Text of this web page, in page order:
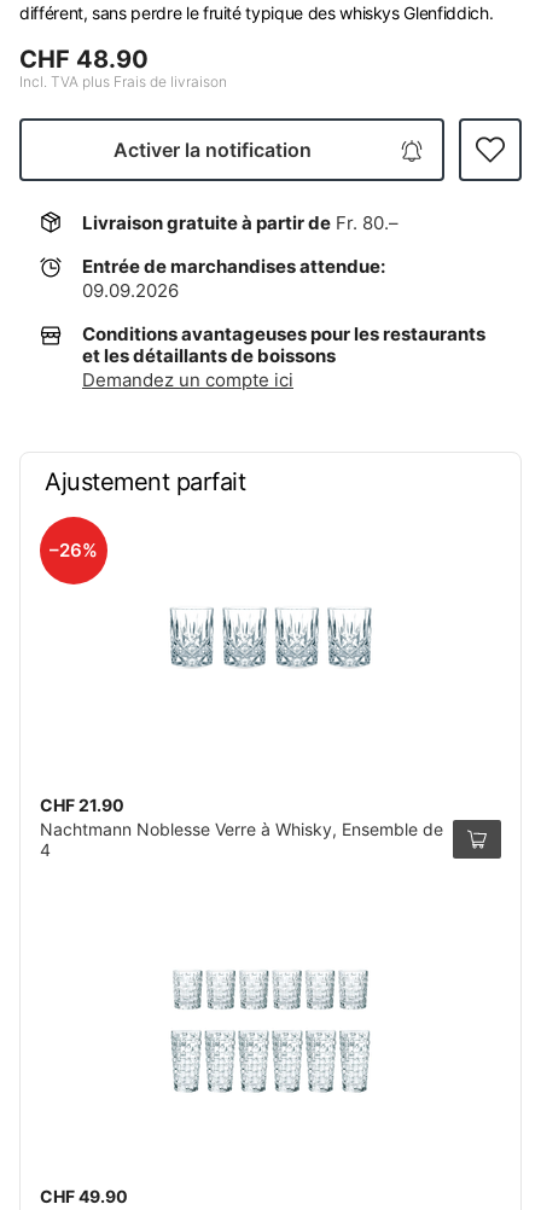
différent, sans perdre le fruité typique des whiskys Glenfiddich.
CHF 48.90
Incl. TVA plus Frais de livraison
Activer la notification
Livraison gratuite à partir de Fr. 80.–
Entrée de marchandises attendue:
09.09.2026
Conditions avantageuses pour les restaurants
et les détaillants de boissons
Demandez un compte ici
Ajustement parfait
–26%
CHF 21.90
Nachtmann Noblesse Verre à Whisky, Ensemble de
4
CHF 49.90